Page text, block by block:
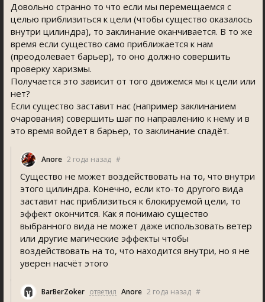
Довольно странно то что если мы перемещаемся с
целью приблизиться к цели (чтобы существо оказалось
внутри цилиндра), то заклинание оканчивается. В то же
время если существо само приближается к нам
(преодолевает барьер), то оно должно совершить
проверку харизмы.
Получается это зависит от того движемся мы к цели или
нет?
Если существо заставит нас (например заклинанием
очарования) совершить шаг по направлению к нему и в
это время войдет в барьер, то заклинание спадёт.
Anore 2 года назад #
Существо не может воздействовать на то, что внутри
этого цилиндра. Конечно, если кто-то другого вида
заставит нас приблизиться к блокируемой цели, то
эффект окончится. Как я понимаю существо
выбранного вида не может даже использовать ветер
или другие магические эффекты чтобы
воздействовать на то, что находится внутри, но я не
уверен насчёт этого
BarBerZoker ответил Anore 2 года назад #